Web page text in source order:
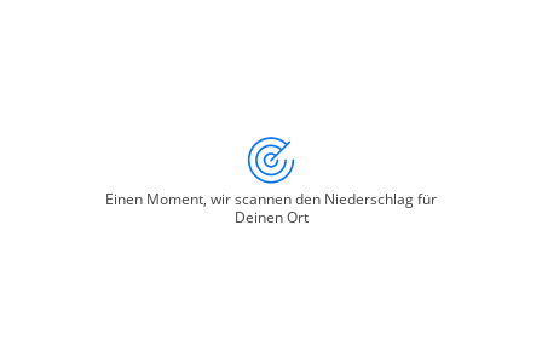
Einen Moment, wir scannen den Niederschlag für
Deinen Ort